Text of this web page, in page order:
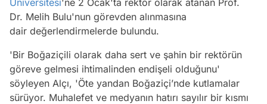
Dr. Melih Bulu'nun görevden alınmasına
dair değerlendirmelerde bulundu.
'Bir Boğaziçili olarak daha sert ve şahin bir rektörün
göreve gelmesi ihtimalinden endişeli olduğunu'
söyleyen Alçı, 'Öte yandan Boğaziçi’nde kutlamalar
sürüyor. Muhalefet ve medyanın hatırı sayılır bir kısmı